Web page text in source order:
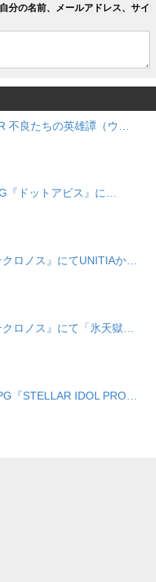
分の名前、メールアドレス、サイ
不良たちの英雄譚（ウ…
『ドットアビス』に…
クロノス』にてUNITIAか…
クロノス』にて「氷天獄…
『STELLAR IDOL PRO…